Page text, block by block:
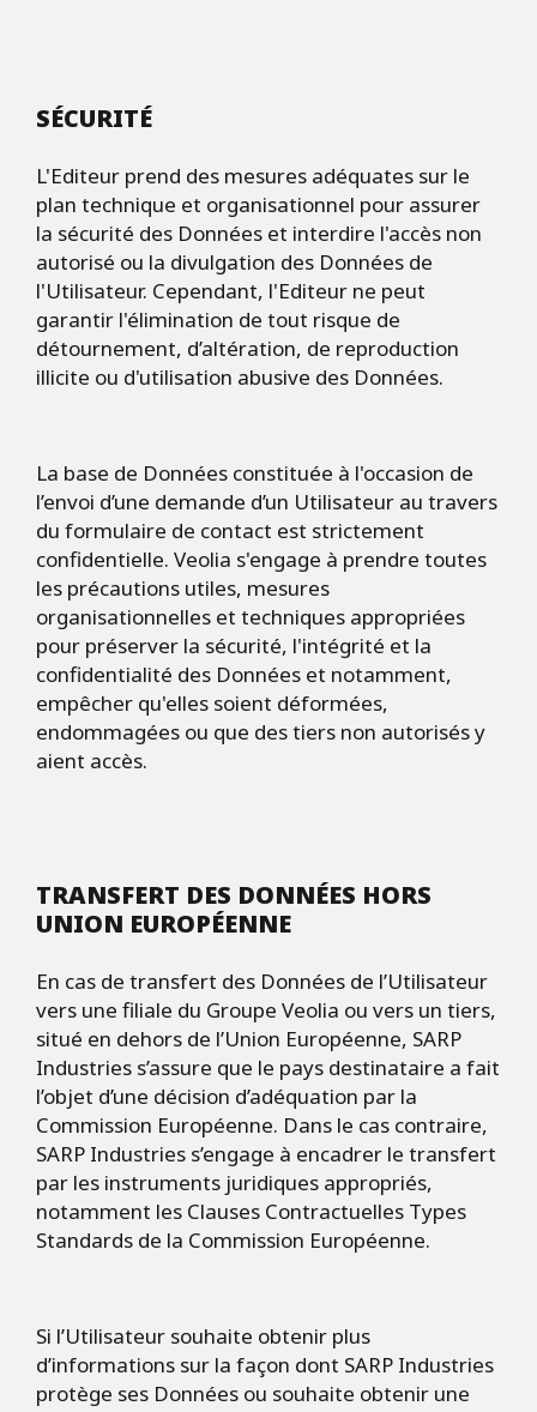
SÉCURITÉ
L'Editeur prend des mesures adéquates sur le
plan technique et organisationnel pour assurer
la sécurité des Données et interdire l'accès non
autorisé ou la divulgation des Données de
l'Utilisateur. Cependant, l'Editeur ne peut
garantir l'élimination de tout risque de
détournement, d’altération, de reproduction
illicite ou d'utilisation abusive des Données.
La base de Données constituée à l'occasion de
l’envoi d’une demande d’un Utilisateur au travers
du formulaire de contact est strictement
confidentielle. Veolia s'engage à prendre toutes
les précautions utiles, mesures
organisationnelles et techniques appropriées
pour préserver la sécurité, l'intégrité et la
confidentialité des Données et notamment,
empêcher qu'elles soient déformées,
endommagées ou que des tiers non autorisés y
aient accès.
TRANSFERT DES DONNÉES HORS
UNION EUROPÉENNE
En cas de transfert des Données de l’Utilisateur
vers une filiale du Groupe Veolia ou vers un tiers,
situé en dehors de l’Union Européenne, SARP
Industries s’assure que le pays destinataire a fait
l’objet d’une décision d’adéquation par la
Commission Européenne. Dans le cas contraire,
SARP Industries s’engage à encadrer le transfert
par les instruments juridiques appropriés,
notamment les Clauses Contractuelles Types
Standards de la Commission Européenne.
Si l’Utilisateur souhaite obtenir plus
d’informations sur la façon dont SARP Industries
protège ses Données ou souhaite obtenir une